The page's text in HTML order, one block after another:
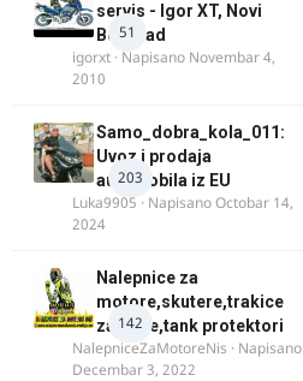
51
servis - Igor XT, Novi
Beograd
igorxt · Napisano Novembar 4,
2010
203
Samo_dobra_kola_011:
Uvoz i prodaja
automobila iz EU
Luka9905 · NapisanoOctobar 14,
2024
142
Nalepnice za
motore,skutere,trakice
za felne,tank protektori
NalepniceZaMotoreNis · Napisano
Decembar 3, 2022